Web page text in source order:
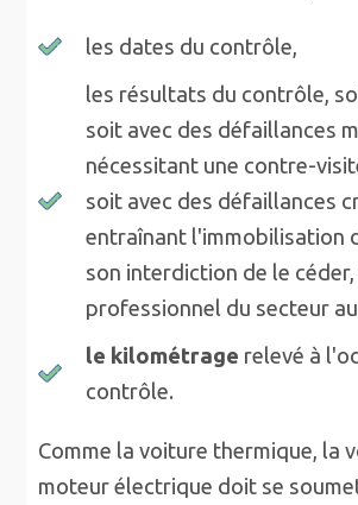
les dates du contrôle,
les résultats du contrôle,
soit avec des défaillances
nécessitant une contre-
soit avec des défaillances
entraînant l'immobilisation
son interdiction de le céder,
professionnel du secteur
le kilométrage relevé à
contrôle.
Comme la voiture thermique, la
moteur électrique doit se